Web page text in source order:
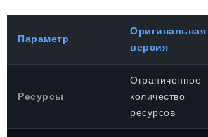
Параметр
Оригинальная
версия
Ресурсы
Ограниченное
количество
ресурсов